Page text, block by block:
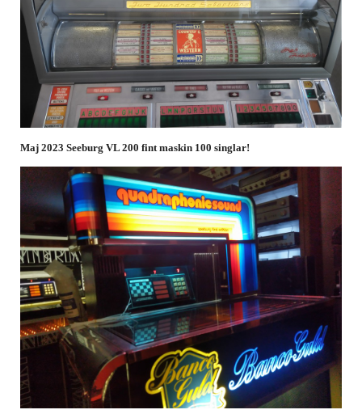
Maj 2023 Seeburg VL 200 fint maskin 100 singlar!